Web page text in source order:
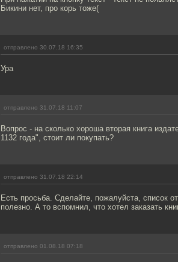
Бикини нет, про корь тоже(
отправлено 30.07.18 16:35
Ура
отправлено 31.07.18 11:07
Вопрос - на сколько хороша вторая книга
1132 года", стоит ли покупать?
отправлено 31.07.18 22:14
Есть просьба. Сделайте, пожалуйста, список
полезно. А то вспомнил, что хотел заказать
отправлено 01.08.18 07:18